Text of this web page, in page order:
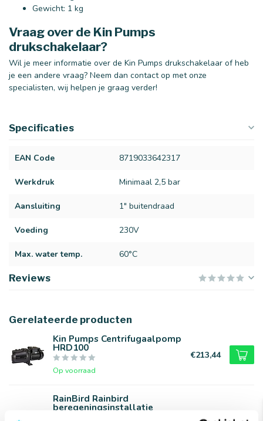
Gewicht: 1 kg
Vraag over de Kin Pumps
drukschakelaar?
Wil je meer informatie over de Kin Pumps drukschakelaar of heb
je een andere vraag? Neem dan contact op met onze
specialisten, wij helpen je graag verder!
Specificaties
EAN Code 8719033642317
Werkdruk Minimaal 2,5 bar
Aansluiting 1" buitendraad
Voeding 230V
Max. water temp. 60°C
Reviews
Gerelateerde producten
Kin Pumps Centrifugaalpomp
HRD100
Op voorraad
€213,44
RainBird Rainbird
beregeningsinstallatie